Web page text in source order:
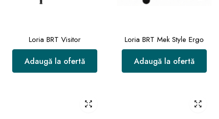
Loria BRT Visitor
Adaugă la ofertă
Loria BRT Mek Style Ergo
Adaugă la ofertă